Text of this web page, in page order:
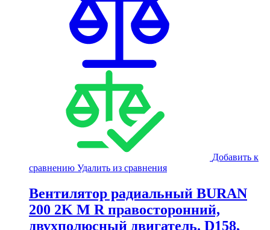
Добавить к
сравнению Удалить из сравнения
Вентилятор радиальный BURAN
200 2K M R правосторонний,
двухполюсный двигатель. D158,